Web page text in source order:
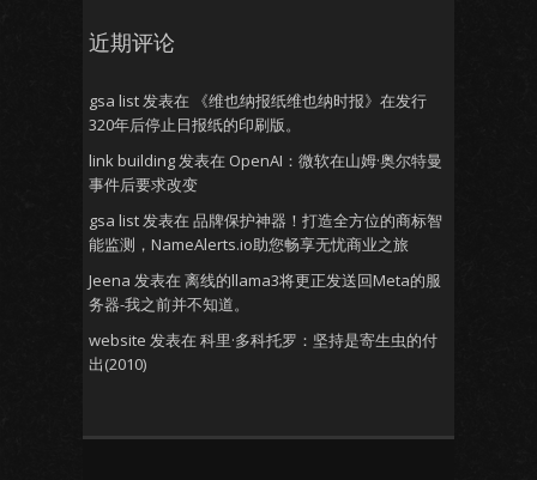
近期评论
gsa list发表在
《维也纳报纸维也纳时报》在发行
320年后停止日报纸的印刷版。
link building发表在 OpenAI：微软在山姆·奥尔特曼
事件后要求改变
gsa list发表在 品牌保护神器！打造全方位的商标智
能监测，NameAlerts.io助您畅享无忧商业之旅
Jeena 发表在 离线的llama3将更正发送回Meta的服
务器-我之前并不知道。
website 发表在 科里·多科托罗：坚持是寄生虫的付
出(2010)